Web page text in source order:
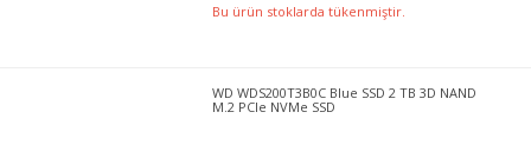
Bu ürün stoklarda tükenmiştir.
WD WDS200T3B0C Blue SSD 2 TB 3D NAND
M.2 PCIe NVMe SSD